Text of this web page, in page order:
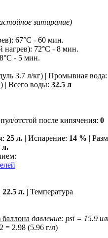
затирание)
67°С - 60 мин.
нагрев): 72°С - 8 мин.
- 5 мин.
3.7 л/кг) | Промывная вода:
| Всего воды: 32.5 л
отстой после кипячения: 0
25 л. | Испарение: 14 % |
л.
22.5 л. | Температура
давление: psi = 15.9
= 2.98 (5.96 г/л)